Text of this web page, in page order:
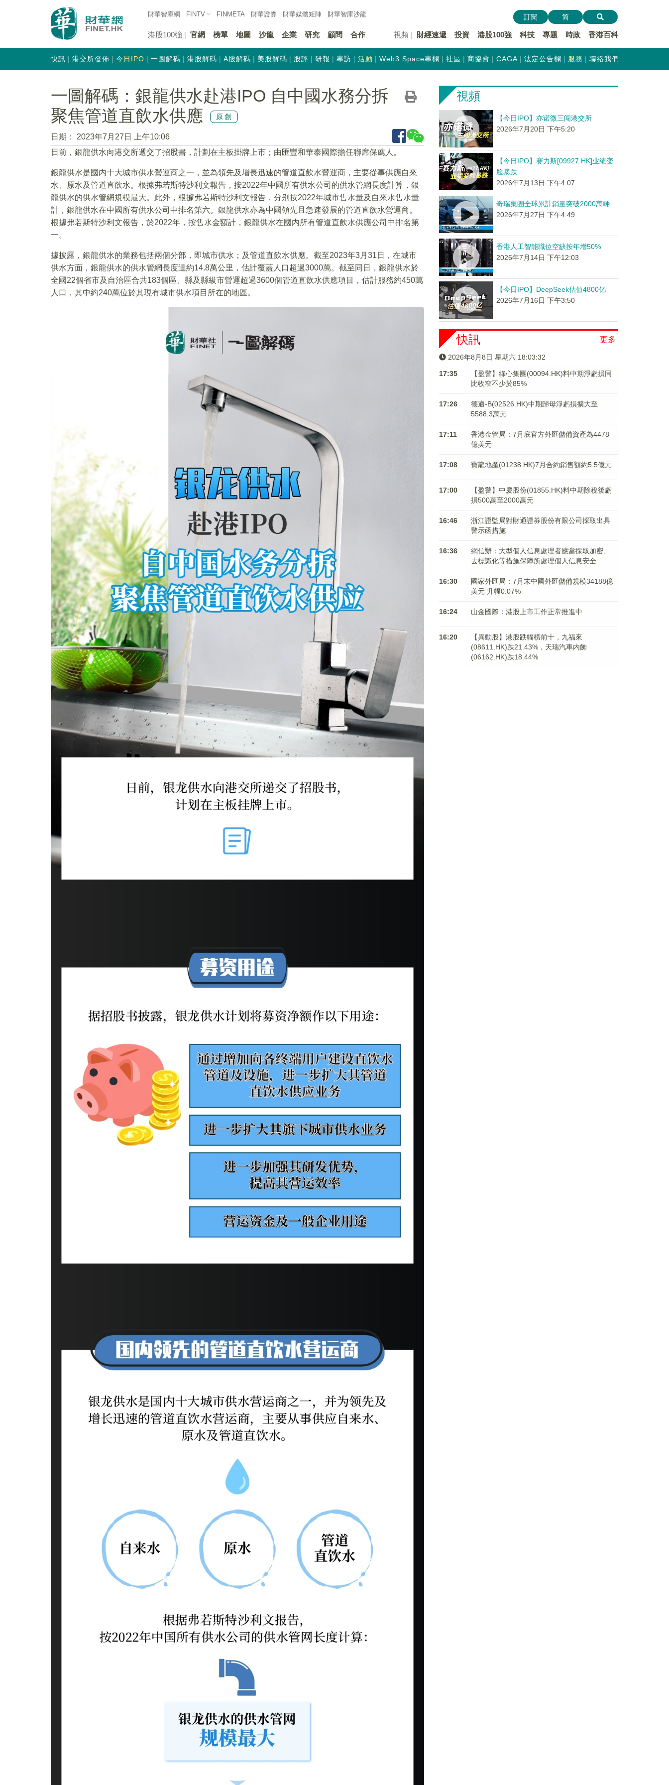
財華智庫網 FINTV FINMETA 財華證券 財華媒體矩陣 財華智庫沙龍
港股100強 官網 榜單 地圖 沙龍 企業 研究 顧問 合作 視頻 財經速遞 投資 港股100強 科技 專題 時政 香港百科
訂閱 简
快訊 港交所發佈 今日IPO 一圖解碼 港股解碼 A股解碼 美股解碼 股評 研報 專訪 活動 Web3 Space專欄 社區 商協會 CAGA 法定公告欄 服務 聯絡我們
一圖解碼：銀龍供水赴港IPO 自中國水務分拆
聚焦管道直飲水供應
原創
日期：
2023年7月27日 上午10:06
日前，銀龍供水向港交所遞交了招股書，計劃在主板掛牌上市；由匯豐和華泰國際擔任聯席保薦人。
銀龍供水是國内十大城市供水營運商之一，並為領先及增長迅速的管道直飲水營運商，主要從事供應自來
水、原水及管道直飲水。根據弗若斯特沙利文報告，按2022年中國所有供水公司的供水管網長度計算，銀
龍供水的供水管網規模最大。此外，根據弗若斯特沙利文報告，分别按2022年城市售水量及自來水售水量
計，銀龍供水在中國所有供水公司中排名第六。銀龍供水亦為中國領先且急速發展的管道直飲水營運商。
根據弗若斯特沙利文報告，於2022年，按售水金額計，銀龍供水在國内所有管道直飲水供應公司中排名第
一。
據披露，銀龍供水的業務包括兩個分部，即城市供水；及管道直飲水供應。截至2023年3月31日，在城市
供水方面，銀龍供水的供水管網長度達約14.8萬公里，估計覆蓋人口超過3000萬。截至同日，銀龍供水於
全國22個省市及自治區合共183個區、縣及縣級市營運超過3600個管道直飲水供應項目，估計服務約450萬
人口，其中約240萬位於其現有城市供水項目所在的地區。
視頻
【今日IPO】亦诺微三闯港交所
2026年7月20日 下午5:20
【今日IPO】赛力斯[09927.HK]业绩变
脸暴跌
2026年7月13日 下午4:07
奇瑞集團全球累計銷量突破2000萬輛
2026年7月27日 下午4:49
香港人工智能職位空缺按年增50%
2026年7月14日 下午12:03
【今日IPO】DeepSeek估值4800亿
2026年7月16日 下午3:50
更多
快訊
2026年8月8日 星期六 18:03:34
17:35
【盈警】綠心集團(00094.HK)料中期淨虧損同
比收窄不少於85%
17:26
德適-B(02526.HK)中期歸母淨虧損擴大至
5588.3萬元
17:11
香港金管局：7月底官方外匯儲備資產為4478
億美元
17:08 寶龍地產(01238.HK)7月合約銷售額約5.5億元
17:00
【盈警】中慶股份(01855.HK)料中期除稅後虧
損500萬至2000萬元
16:46
浙江證監局對財通證券股份有限公司採取出具
警示函措施
16:36
網信辦：大型個人信息處理者應當採取加密、
去標識化等措施保障所處理個人信息安全
16:30
國家外匯局：7月末中國外匯儲備規模34188億
美元 升幅0.07%
16:24 山金國際：港股上市工作正常推進中
16:20
【異動股】港股跌幅榜前十，九福來
(08611.HK)跌21.43%，天瑞汽車内飾
(06162.HK)跌18.44%